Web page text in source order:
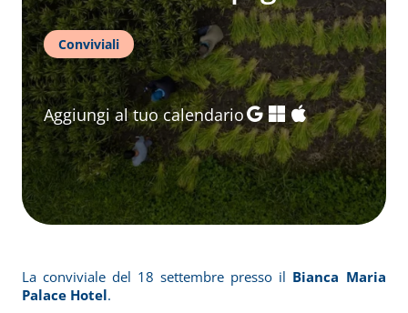
Conviviali
Aggiungi al tuo calendario
La conviviale del 18 settembre presso il Bianca Maria
Palace Hotel.